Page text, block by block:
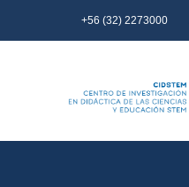
+56 (32) 2273000